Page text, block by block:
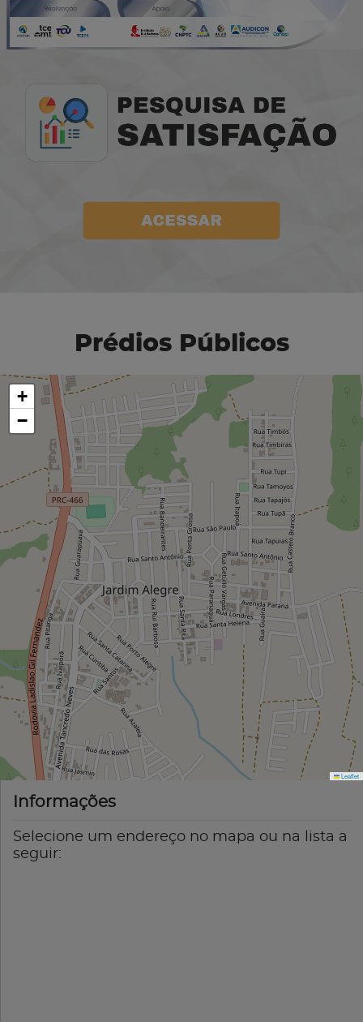
Prédios Públicos
+
−
Leaflet
Informações
Selecione um endereço no mapa ou na lista a
seguir: